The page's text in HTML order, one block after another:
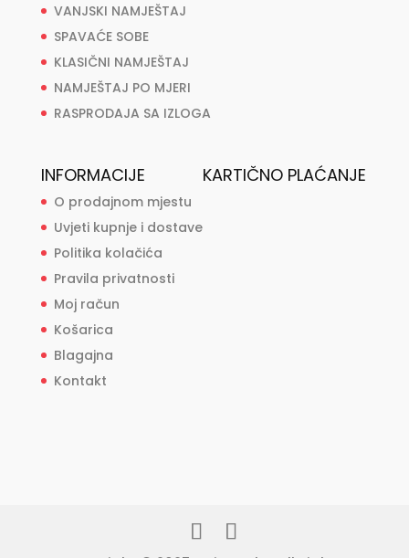
VANJSKI NAMJEŠTAJ
SPAVAĆE SOBE
KLASIČNI NAMJEŠTAJ
NAMJEŠTAJ PO MJERI
RASPRODAJA SA IZLOGA
INFORMACIJE
O prodajnom mjestu
Uvjeti kupnje i dostave
Politika kolačića
Pravila privatnosti
Moj račun
Košarica
Blagajna
Kontakt
KARTIČNO PLAĆANJE